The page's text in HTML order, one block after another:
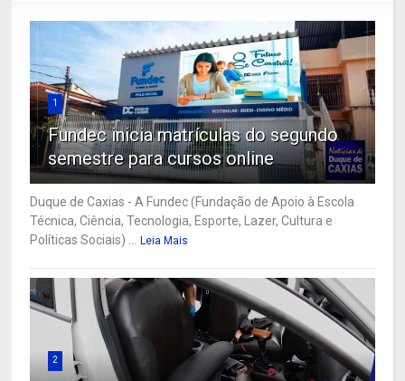
1
Fundec inicia matrículas do segundo
semestre para cursos online
Duque de Caxias - A Fundec (Fundação de Apoio à Escola
Técnica, Ciência, Tecnologia, Esporte, Lazer, Cultura e
Políticas Sociais) ...
Leia Mais
2